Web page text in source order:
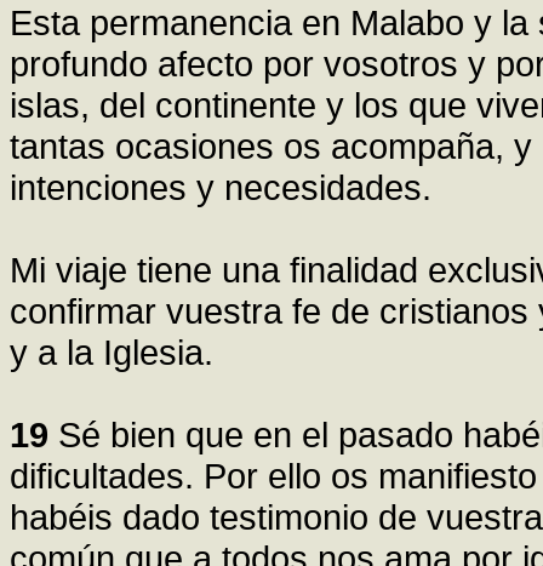
Esta permanencia en Malabo y
profundo afecto por vosotros y
islas, del continente y los que
tantas ocasiones os acompaña,
intenciones y necesidades.
Mi viaje tiene una finalidad
confirmar vuestra fe de
y a la Iglesia.
19 Sé bien que en el pasado
dificultades. Por ello os
habéis dado testimonio de
común que a todos nos ama por